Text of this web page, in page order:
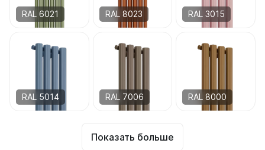
RAL 6021 RAL 8023 RAL 3015
RAL 5014 RAL 7006 RAL 8000
Показать больше